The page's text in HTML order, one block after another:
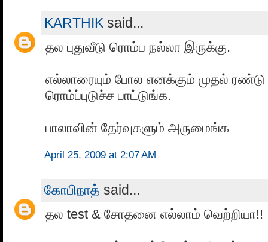
KARTHIK said...
தல புதுவீடு ரொம்ப நல்லா இருக்கு.
எல்லாரையும் போல எனக்கும் முதல் ரண்டு
ரொம்ப்புடுச்ச பாட்டுங்க.
பாலாவின் தேர்வுகளும் அருமைங்க
April 25, 2009 at 2:07 AM
கோபிநாத் said...
தல test & சோதனை எல்லாம் வெற்றியா!!